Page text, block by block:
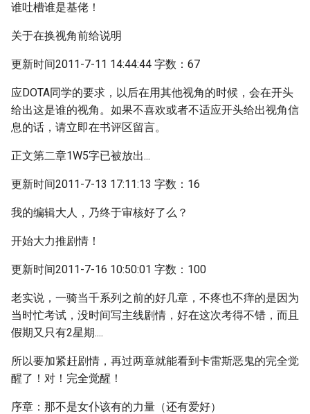
谁吐槽谁是基佬！
关于在换视角前给说明
更新时间2011-7-11 14:44:44 字数：67
应DOTA同学的要求，以后在用其他视角的时候，会在开头
给出这是谁的视角。如果不喜欢或者不适应开头给出视角信
息的话，请立即在书评区留言。
正文第二章1W5字已被放出...
更新时间2011-7-13 17:11:13 字数：16
我的编辑大人，乃终于审核好了么？
开始大力推剧情！
更新时间2011-7-16 10:50:01 字数：100
老实说，一骑当千系列之前的好几章，不疼也不痒的是因为
当时忙考试，没时间写主线剧情，好在这次考得不错，而且
假期又只有2星期....
所以要加紧赶剧情，再过两章就能看到卡雷斯恶鬼的完全觉
醒了！对！完全觉醒！
序章：那不是女仆该有的力量（还有爱好）